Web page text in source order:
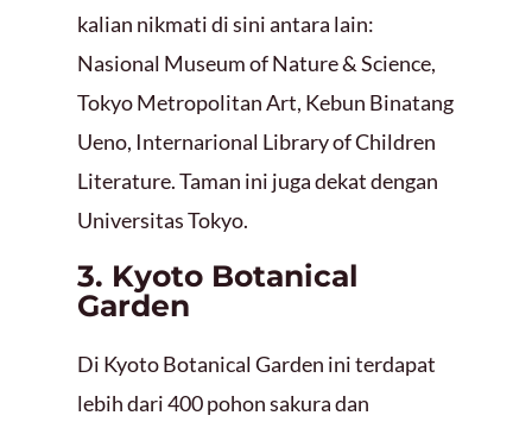
kalian nikmati di sini antara lain:
Nasional Museum of Nature & Science,
Tokyo Metropolitan Art, Kebun Binatang
Ueno, Internarional Library of Children
Literature. Taman ini juga dekat dengan
Universitas Tokyo.
3. Kyoto Botanical
Garden
Di Kyoto Botanical Garden ini terdapat
lebih dari 400 pohon sakura dan